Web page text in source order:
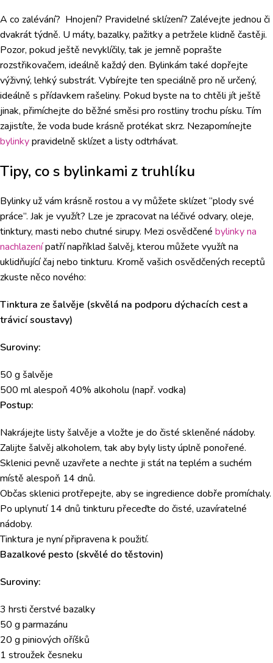
A co zalévání? Hnojení? Pravidelné sklízení? Zalévejte jednou či
dvakrát týdně. U máty, bazalky, pažitky a petržele klidně častěji.
Pozor, pokud ještě nevyklíčily, tak je jemně poprašte
rozstřikovačem, ideálně každý den. Bylinkám také dopřejte
výživný, lehký substrát. Vybírejte ten speciálně pro ně určený,
ideálně s přídavkem rašeliny. Pokud byste na to chtěli jít ještě
jinak, přimíchejte do běžné směsi pro rostliny trochu písku. Tím
zajistíte, že voda bude krásně protékat skrz. Nezapomínejte
bylinkypravidelně sklízet a listy odtrhávat.
Tipy, co s bylinkami z truhlíku
Bylinky už vám krásně rostou a vy můžete sklízet “plody své
práce”. Jak je využít? Lze je zpracovat na léčivé odvary, oleje,
tinktury, masti nebo chutné sirupy. Mezi osvědčené bylinky na
nachlazenípatří například šalvěj, kterou můžete využít na
uklidňující čaj nebo tinkturu. Kromě vašich osvědčených receptů
zkuste něco nového:
Tinktura ze šalvěje (skvělá na podporu dýchacích cest a
trávicí soustavy)
Suroviny:
50 g šalvěje
500 ml alespoň 40% alkoholu (např. vodka)
Postup:
Nakrájejte listy šalvěje a vložte je do čisté skleněné nádoby.
Zalijte šalvěj alkoholem, tak aby byly listy úplně ponořené.
Sklenici pevně uzavřete a nechte ji stát na teplém a suchém
místě alespoň 14 dnů.
Občas sklenici protřepejte, aby se ingredience dobře promíchaly.
Po uplynutí 14 dnů tinkturu přeceďte do čisté, uzavíratelné
nádoby.
Tinktura je nyní připravena k použití.
Bazalkové pesto (skvělé do těstovin)
Suroviny:
3 hrsti čerstvé bazalky
50 g parmazánu
20 g piniových oříšků
1 stroužek česneku